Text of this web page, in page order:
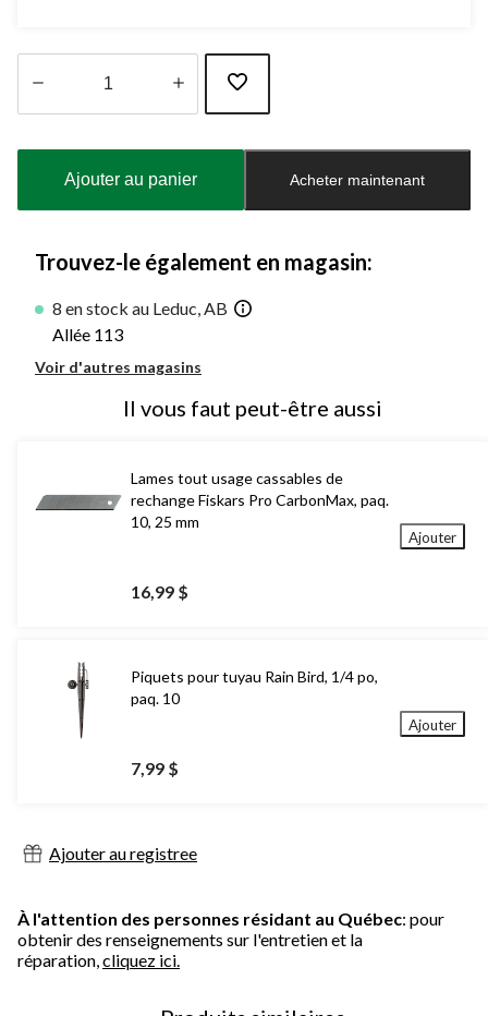
à
Ajouter au panier Acheter maintenant
Trouvez-le également en magasin:
8 en stock au Leduc, AB
Allée 113
Voir d'autres magasins
Il vous faut peut-être aussi
Lames tout usage cassables de
rechange Fiskars Pro CarbonMax, paq.
10, 25 mm
16,99 $
Ajouter
Piquets pour tuyau Rain Bird, 1/4 po,
paq. 10
7,99 $
Ajouter
Ajouter au registree
À l'attention des personnes résidant au Québec: pour
obtenir des renseignements sur l'entretien et la
réparation,cliquez ici.